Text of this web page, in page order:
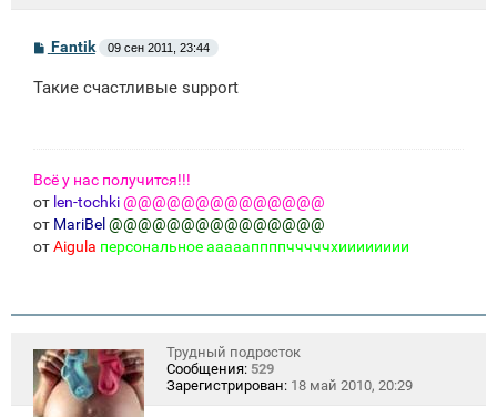
С
б
Fantik 09 сен 2011, 23:44
Такие счастливые support
Всё у нас получится!!!
от len-tochki@@@@@@@@@@@@@@
от MariBel @@@@@@@@@@@@@@@
отAigula персональное аааааппппчччччхииииииии
Трудный подросток
Сообщения: 529
Зарегистрирован: 18 май 2010, 20:29